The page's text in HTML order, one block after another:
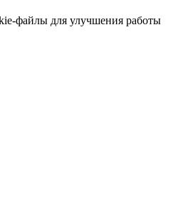
файлы для улучшения работы